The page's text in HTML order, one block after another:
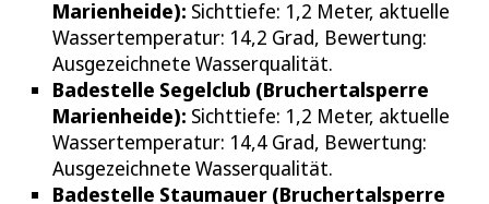
Marienheide): Sichttiefe: 1,2 Meter, aktuelle
Wassertemperatur: 14,2 Grad, Bewertung:
Ausgezeichnete Wasserqualität.
Badestelle Segelclub (Bruchertalsperre
Marienheide): Sichttiefe: 1,2 Meter, aktuelle
Wassertemperatur: 14,4 Grad, Bewertung:
Ausgezeichnete Wasserqualität.
Badestelle Staumauer (Bruchertalsperre